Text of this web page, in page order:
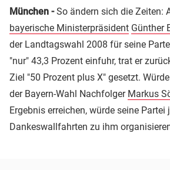
München -So ändern sich die Zeiten:
bayerische Ministerpräsident Günther
der Landtagswahl 2008 für seine
"nur" 43,3 Prozent einfuhr, trat er
Ziel "50 Prozent plus X" gesetzt.
der Bayern-Wahl Nachfolger Markus
Ergebnis erreichen, würde seine Partei
Dankeswallfahrten zu ihm